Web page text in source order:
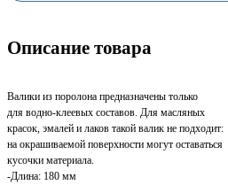
Описание товара
Валики из поролона предназначены только
для водно-клеевых составов. Для масляных
красок, эмалей и лаков такой валик не подходит:
на окрашиваемой поверхности могут оставаться
кусочки материала.
-Длина: 180 мм